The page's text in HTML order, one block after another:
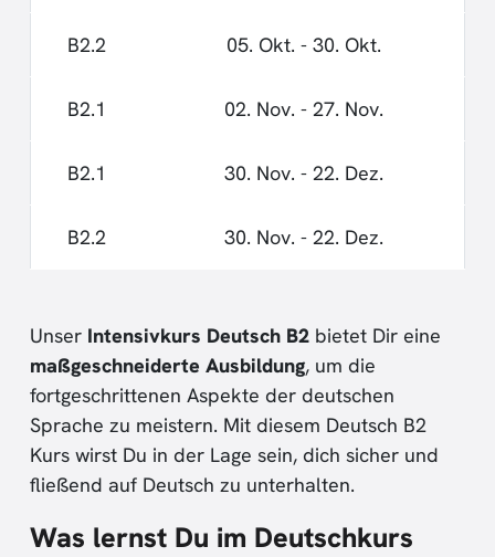
B2.2 05. Okt. - 30. Okt.
B2.1 02. Nov. - 27. Nov.
B2.1 30. Nov. - 22. Dez.
B2.2 30. Nov. - 22. Dez.
Unser Intensivkurs Deutsch B2 bietet Dir eine
maßgeschneiderte Ausbildung, um die
fortgeschrittenen Aspekte der deutschen
Sprache zu meistern. Mit diesem Deutsch B2
Kurs wirst Du in der Lage sein, dich sicher und
fließend auf Deutsch zu unterhalten.
Was lernst Du im Deutschkurs